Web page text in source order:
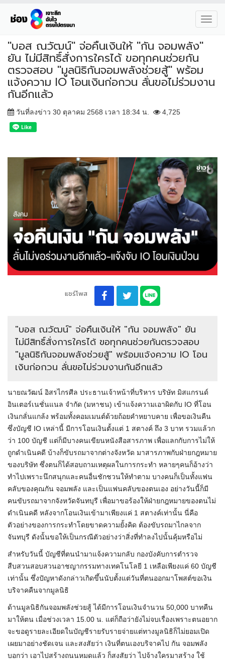
"บอส ณวัฒน์" จ่อคืนเงินให้ "กัน จอมพลัง"
ยัน ไม่มีสิทธิ์สั่งการใครได้ ขอทุกคนช่วยกัน
ตรวจสอบ "มูลนิธิกันจอมพลังช่วยสู้" พร้อม
แจ้งความ IO โอนเงินก่อกวน ลั่นขอไม่ร่วมงาน
กันอีกแล้ว
วันที่ลงข่าว 30 ตุลาคม 2568 เวลา 18:34 น. 4,725
แชร์โพส
"บอส ณวัฒน์" จ่อคืนเงินให้ "กัน จอมพลัง" ยัน
ไม่มีสิทธิ์สั่งการใครได้ ขอทุกคนช่วยกันตรวจสอบ
"มูลนิธิกันจอมพลังช่วยสู้" พร้อมแจ้งความ IO โอน
เงินก่อกวน ลั่นขอไม่ร่วมงานกันอีกแล้ว
นายณวัฒน์ อิสรไกรศีล ประธานเจ้าหน้าที่บริหาร บริษัท มิสแกรนด์
อินเตอร์เนชั่นแนล จำกัด (มหาชน) เข้าแจ้งความเอาผิดกับ IO ที่โอน
เงินกลั่นแกล้ง พร้อมทั้งคอมเมนต์ด้วยถ้อยคำหยาบคาย เพื่อขอเงินคืน
ซึ่งบัญชี IO เหล่านี้ มีการโอนเงินตั้งแต่ 1 สตางค์ ถึง 3 บาท รวมแล้วก
ว่า 100 บัญชี แต่ก็มีบางคนเขียนหนังสือสารภาพ เพื่อแลกกับการไม่ให้
ถูกดำเนินคดี บ้างก็ขับรถมาจากต่างจังหวัด มาสารภาพกับฝ่ายกฎหมาย
ของบริษัท ซึ่งตนก็ได้สอบถามเหตุผลในการกระทำ หลายๆคนก็อ้างว่า
ทำไปเพราะนึกสนุกและคนอื่นชักชวนให้ทำตาม บางคนก็เป็นทั้งแฟน
คลับของคุณกัน จอมพลัง และเป็นแฟนคลับของตนเอง อย่างวันนี้ก็มี
คนขับรถมาจากจังหวัดจันทบุรี เพื่อมาขอร้องให้ฝ่ายกฎหมายของตนไม่
ดำเนินคดี หลังจากโอนเงินเข้ามาเพียงแค่ 1 สตางค์เท่านั้น นี่คือ
ตัวอย่างของการกระทำโดยขาดความยั้งคิด ต้องขับรถมาไกลจาก
จันทบุรี ดังนั้นขอให้เป็นกรณีตัวอย่างว่าสิ่งที่ทำลงไปนั้นคุ้มหรือไม่
สำหรับวันนี้ บัญชีที่ตนนำมาแจ้งความกลับ กองบังคับการตำรวจ
สืบสวนสอบสวนอาชญากรรมทางเทคโนโลยี 1 เหลือเพียงแค่ 60 บัญชี
เท่านั้น ซึ่งปัญหาดังกล่าวเกิดขึ้นนับตั้งแต่วันที่ตนออกมาโพสต์ขอเงิน
บริจาคคืนจากมูลนิธิ
ด้านมูลนิธิกันจอมพลังช่วยสู้ ได้มีการโอนเงินจำนวน 50,000 บาทคืน
มาให้ตน เมื่อช่วงเวลา 15.00 น. แต่ก็ถือว่ายังไม่จบเรื่องเพราะตนอยาก
จะขอดูรายละเอียดในบัญชีรายรับรายจ่ายแต่ทางมูลนิธิก็ไม่ยอมเปิด
เผยมาอย่างชัดเจน และสงสัยว่า เงินที่ตนเองบริจาคไป กัน จอมพลัง
บอกว่า เอาไปสร้างถนนหมดแล้ว ก็สงสัยว่า ไปจ้างใครมาสร้าง ใช้